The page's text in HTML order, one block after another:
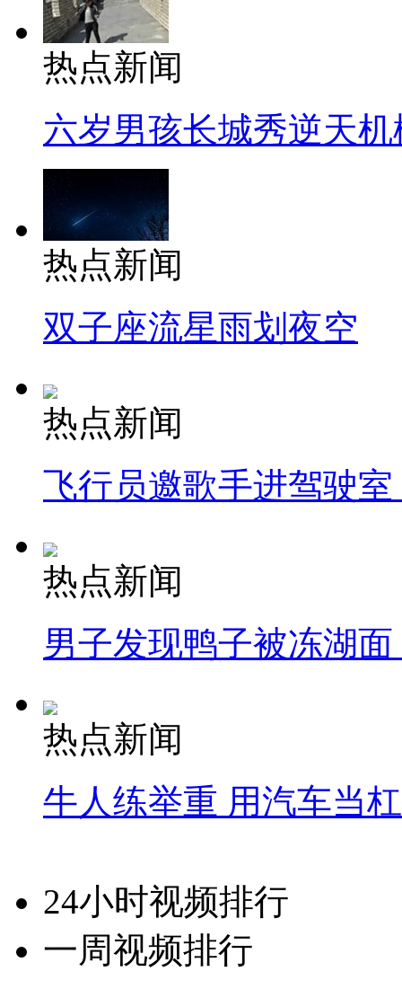
热点新闻
六岁男孩长城秀逆天机
热点新闻
双子座流星雨划夜空
热点新闻
飞行员邀歌手进驾驶
热点新闻
男子发现鸭子被冻湖
热点新闻
牛人练举重 用汽车当
24小时视频排行
一周视频排行